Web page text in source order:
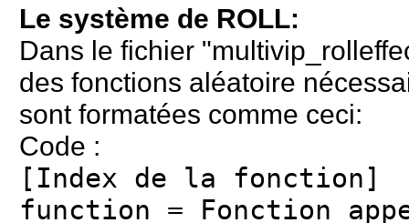
Le système de ROLL:
Dans le fichier
des fonctions aléatoire
sont formatées comme ceci:
Code :
[Index de la fonction]
function = Fonction